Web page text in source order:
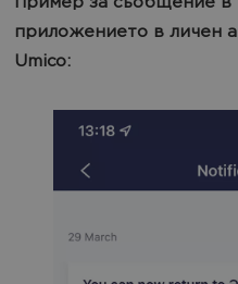
Пример за съобщение в
приложението в личен
Umico: